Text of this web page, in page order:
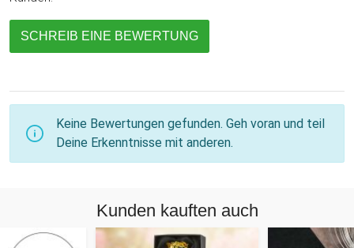
SCHREIB EINE BEWERTUNG
Keine Bewertungen gefunden. Geh voran und teil
Deine Erkenntnisse mit anderen.
Kunden kauften auch